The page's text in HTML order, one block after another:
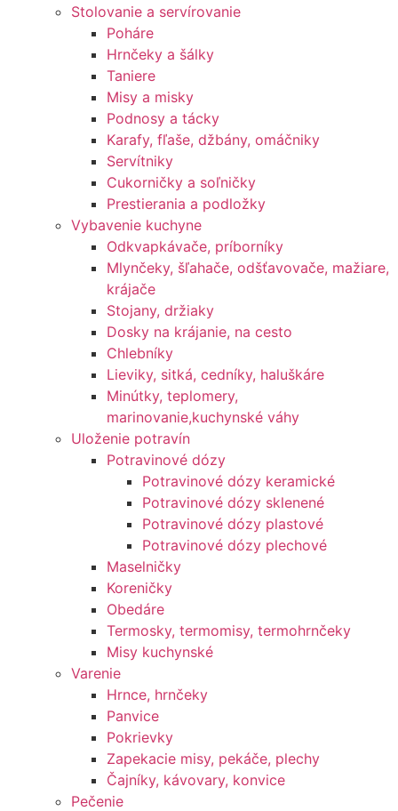
Stolovanie a servírovanie
Poháre
Hrnčeky a šálky
Taniere
Misy a misky
Podnosy a tácky
Karafy, fľaše, džbány, omáčniky
Servítniky
Cukorničky a soľničky
Prestierania a podložky
Vybavenie kuchyne
Odkvapkávače, príborníky
Mlynčeky, šľahače, odšťavovače, mažiare,
krájače
Stojany, držiaky
Dosky na krájanie, na cesto
Chlebníky
Lieviky, sitká, cedníky, haluškáre
Minútky, teplomery,
marinovanie,kuchynské váhy
Uloženie potravín
Potravinové dózy
Potravinové dózy keramické
Potravinové dózy sklenené
Potravinové dózy plastové
Potravinové dózy plechové
Maselničky
Koreničky
Obedáre
Termosky, termomisy, termohrnčeky
Misy kuchynské
Varenie
Hrnce, hrnčeky
Panvice
Pokrievky
Zapekacie misy, pekáče, plechy
Čajníky, kávovary, konvice
Pečenie